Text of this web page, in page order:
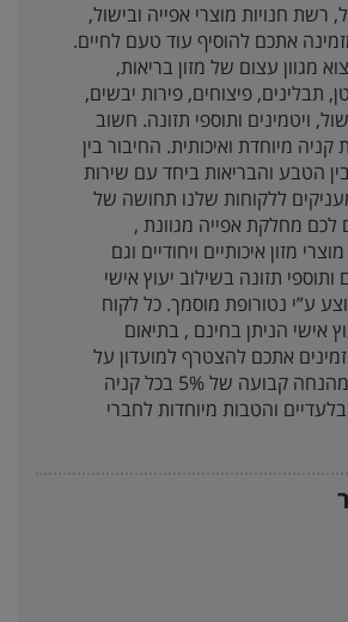
חנויות מוצרי אפייה ובישול,
אתכם להוסיף עוד טעם לחיים.
מגוון עצום של מזון בריאות,
תבלינים, פיצוחים, פירות יבשים,
ויטמינים ותוספי תזונה. חשוב
קניה מיוחדת ואיכותית. החיבור בין
הטבע והבריאות ביחד עם שירות
ללקוחות שלנו תחושה של
לכם מחלקת אפייה מגוונת ,
מזון איכותיים ויחודיים וגם
ותוספי תזונה בשילוב יעוץ אישי
ע”י נטורופת מוסמך. כל לקוח
אישי הניתן בחינם , בתיאום
אתכם להצטרף למועדון על
המשקל להנות מהנחה קבועה של 5% בכל קניה
והטבות מיוחדות לחברי